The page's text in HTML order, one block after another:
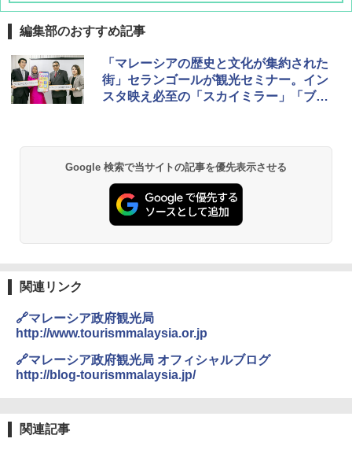
地球の歩き方 スター・ウォーズ
￥2,695
力的な町 2026～2027 地球の歩き方D アジア
￥2,079
A26 地球の歩き方 チェコ ポーランド スロヴ
ァキア 2026～2027 地球の歩き方A ヨーロッ
パ
[キャンパーズコレクション 山善] ポップアッ
プテント 傘みたいに広げて畳める パッとサ
ッとサンシェード キューブ フルクローズ メ
ッシュ 簡単設置 ワンタッチテント キャンプ
PYKES PEAK (パイクスピーク) 着替えテン
ト プライバシー テント 【中が透けない】 1
人用 折りたたみ 防災グッズ 災害用トイレ ビ
ーチ ピクニック ポップアップテント 携帯 簡
ENDLESS BASE 《めざましテレビで紹介》
テント ワンタッチ RENEW 幅200 2-3人用 43
500002(88859)
￥5,999
DEWEL パラソル 大型 ビーチ アウトドアパ
ラソル ガーデン サイトシート付 折りたたみ
防水 UVカット 4段階高さ調整 軽量 収納袋付
き
GRANDOOR ステンレス保冷剤 2個セット 2
026リニューアル 急速冷凍 空間倍増 衛生的
コンパクト 保冷力長持ち
￥2,980
秒）射程5～10m 安全ロック搭載 携帯収納袋
付き ヒグマ・イノシシ対策 自治体・教育機
関の購入実績 登山・キャンプ・アウトドア・
防災用品 長期保存可能 緊急時用 日本国内発
送
編集部のおすすめ記事
「マレーシアの歴史と文化が集約された
街」セランゴールが観光セミナー。イン
スタ映え必至の「スカイミラー」「ブル
Google 検索で当サイトの記事を優先表示させる
関連リンク
🔗マレーシア政府観光局
http://www.tourismmalaysia.or.jp
🔗マレーシア政府観光局 オフィシャルブログ
http://blog-tourismmalaysia.jp/
関連記事